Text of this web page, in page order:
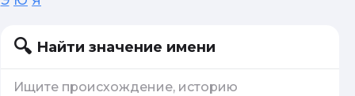
Найти значение имени
Ищите происхождение, историю